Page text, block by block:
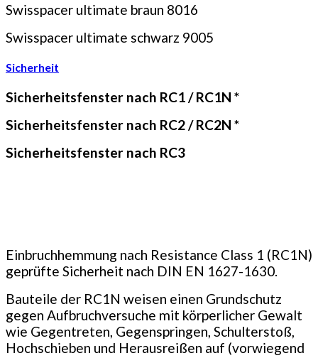
Swisspacer ultimate braun 8016
Swisspacer ultimate schwarz 9005
Sicherheit
Sicherheitsfenster nach RC1 / RC1N *
Sicherheitsfenster nach RC2 / RC2N *
Sicherheitsfenster nach RC3
Einbruchhemmung nach Resistance Class 1 (RC1N)
geprüfte Sicherheit nach DIN EN 1627-1630.
Bauteile der RC1N weisen einen Grundschutz
gegen Aufbruchversuche mit körperlicher Gewalt
wie Gegentreten, Gegenspringen, Schulterstoß,
Hochschieben und Heraus­reißen auf (vorwiegend